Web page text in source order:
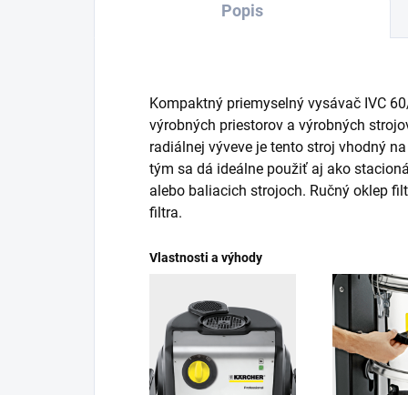
Popis
Kompaktný priemyselný vysávač IVC
výrobných priestorov a výrobných
radiálnej výveve je tento stroj vhodný
tým sa dá ideálne použiť aj ako
alebo baliacich strojoch. Ručný oklep
filtra.
Vlastnosti a výhody